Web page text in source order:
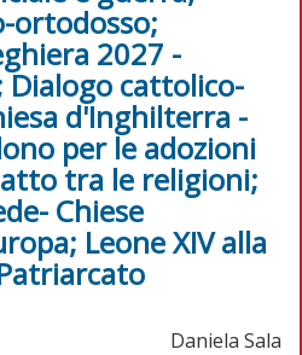
ortodosso;
2027 -
cattolico-
d'Inghilterra -
per le adozioni
tra le religioni;
Chiese
Leone XIV alla
Daniela Sala